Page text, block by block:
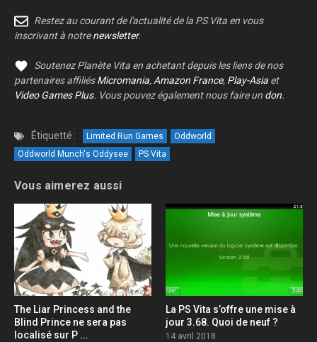
Restez au courant de l'actualité de la PS Vita en vous
inscrivant à notrenewsletter.
Soutenez Planète Vita en achetant depuis les liens de nos
partenaires affiliésMicromania,Amazon France, Play-Asia et
Video Games Plus. Vous pouvez également nous faire un don.
Étiquetté : Limited Run Games
Oddworld
Oddworld Munch's Oddysee
PS Vita
Vous aimerez aussi
The Liar Princess and the
Blind Prince ne sera pas
localisé sur P ...
La PS Vita s’offre une mise à
jour 3.68. Quoi de neuf ?
14 avril 2018